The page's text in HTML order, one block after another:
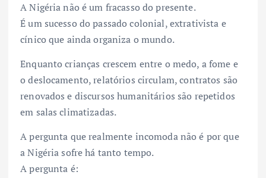
A Nigéria não é um fracasso do presente.
É um sucesso do passado colonial, extrativista e
cínico que ainda organiza o mundo.
Enquanto crianças crescem entre o medo, a fome e
o deslocamento, relatórios circulam, contratos são
renovados e discursos humanitários são repetidos
em salas climatizadas.
A pergunta que realmente incomoda não é por que
a Nigéria sofre há tanto tempo.
A pergunta é: